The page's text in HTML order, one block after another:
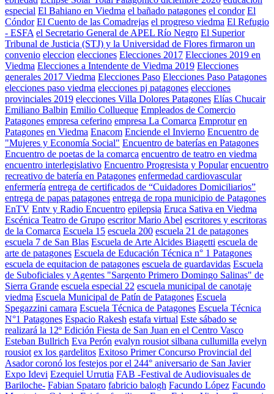
especial El Bahiano en Viedma el bañado patagones el condor El
Cóndor El Cuento de las Comadrejas el progreso viedma El Refugio
- ESFA el Secretario General de APEL Río Negro El Superior
Tribunal de Justicia (STJ) y la Universidad de Flores firmaron un
convenio eleccion elecciones Elecciones 2017 Elecciones 2019 en
Viedma Elecciones a Intendente de Viedma 2019 Elecciones
generales 2017 Viedma Elecciones Paso Elecciones Paso Patagones
elecciones paso viedma elecciones pj patagones elecciones
provinciales 2019 elecciones Villa Dolores Patagones Elías Chucair
Emiliano Balbin Emilio Collueque Empleados de Comercio
Patagones empresa ceferino empresa La Comarca Emprotur en
Patagones en Viedma Enacom Enciende el Invierno Encuentro de
"Mujeres y Economía Social" Encuentro de baterías en Patagones
Encuentro de poetas de la comarca encuentro de teatro en viedma
encuentro interlegislativo Encuentro Progresista y Popular encuentro
recreativo de batería en Patagones enfermedad cardiovascular
enfermería entrega de certificados de “Cuidadores Domiciliarios”
entrega de papas patagones entrega de ropa municipio de Patagones
EnTV Entv y Radio Encuentro epilepsia Eruca Sativa en Viedma
Escénica Teatro de Grupo escritor Mario Abel escritores y escritoras
de la Comarca Escuela 15 escuela 200 escuela 21 de patagones
escuela 7 de San Blas Escuela de Arte Alcides Biagetti escuela de
arte de patagones Escuela de Educación Técnica n° 1 Patagones
escuela de equitacion de patagones escuela de guardavidas Escuela
de Suboficiales y Agentes "Sargento Primero Domingo Salinas" de
Sierra Grande escuela especial 22 escuela municipal de canotaje
viedma Escuela Municipal de Patín de Patagones Escuela
Spegazzini camara Escuela Técnica de Patagones Escuela Técnica
N°1 Patagones Espacio Rakesh estafa virtual Este sábado se
realizará la 12º Edición Fiesta de San Juan en el Centro Vasco
Esteban Bullrich Eva Perón evalyn rousiot silbana cullumilla evelyn
rousiot ex los gardelitos Exitoso Primer Concurso Provincial del
Asador coronó los festejos por el 244° aniversario de San Javier
Expo Idevi Ezequiel Urrutia FAB -Festival de Audiovisuales de
Bariloche- Fabian Spataro fabricio balogh Facundo López Facundo